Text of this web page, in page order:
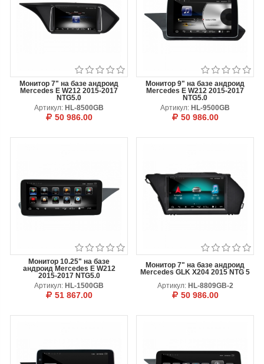
Монитор 7" на базе андроид
Mercedes E W212 2015-2017
NTG5.0
Артикул: HL-8500GB
50 986.00
Монитор 9" на базе андроид
Mercedes E W212 2015-2017
NTG5.0
Артикул: HL-9500GB
50 986.00
Монитор 10.25" на базе
андроид Mercedes E W212
2015-2017 NTG5.0
Артикул: HL-1500GB
51 867.00
Монитор 7" на базе андроид
Mercedes GLK X204 2015 NTG 5
Артикул: HL-8809GB-2
50 986.00